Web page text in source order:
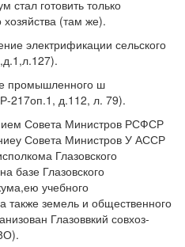
стал готовить только
хозяйства (там же).
электрификации сельского
промышленного ш
217оп.1, д.112, л. 79).
Совета Министров РСФСР
Совета Министров У АССР
Глазовского
базе Глазовского
учебного
также земель и общественного
Глазоввкий совхоз-